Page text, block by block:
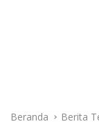
Beranda Berita